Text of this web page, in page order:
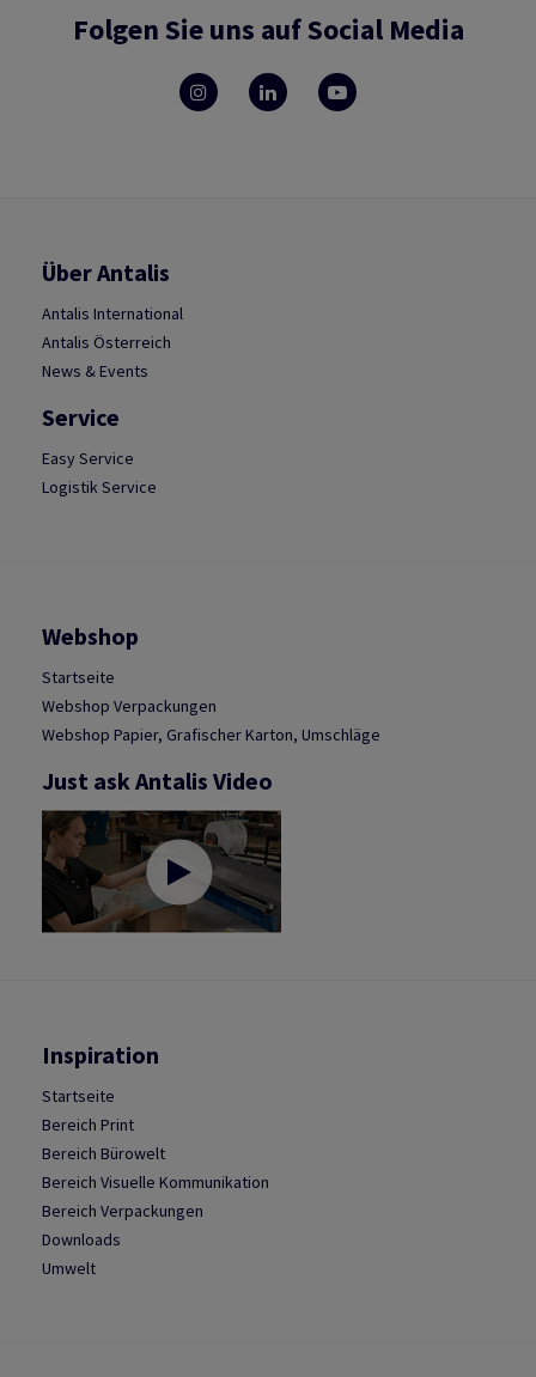
Folgen Sie uns auf Social Media
Über Antalis
Antalis International
Antalis Österreich
News & Events
Service
Easy Service
Logistik Service
Webshop
Startseite
Webshop Verpackungen
Webshop Papier, Grafischer Karton, Umschläge
Just ask Antalis Video
Inspiration
Startseite
Bereich Print
Bereich Bürowelt
Bereich Visuelle Kommunikation
Bereich Verpackungen
Downloads
Umwelt